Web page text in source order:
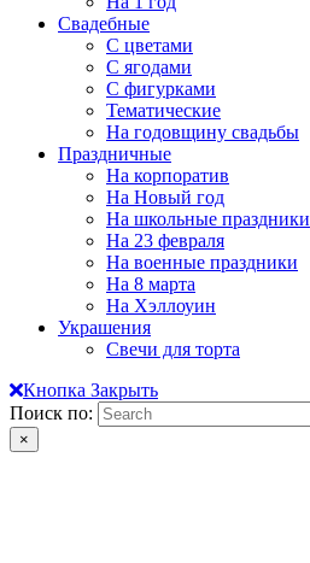
Свадебные
С цветами
С ягодами
С фигурками
Тематические
На годовщину свадьбы
Праздничные
На корпоратив
На Новый год
На школьные праздники
На 23 февраля
На военные праздники
На 8 марта
На Хэллоуин
Украшения
Свечи для торта
Кнопка Закрыть
Поиск по:
×